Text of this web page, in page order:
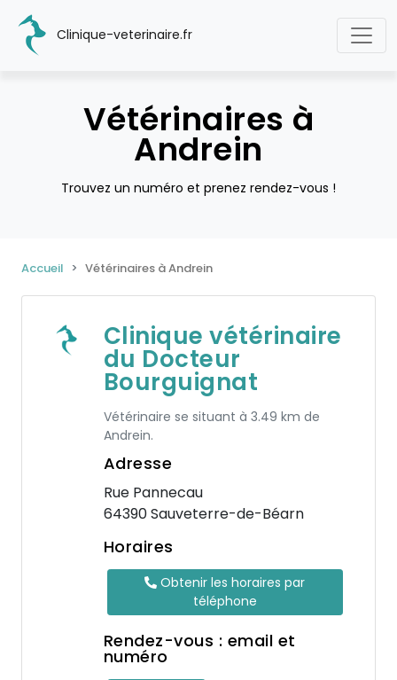
Clinique-veterinaire.fr
Vétérinaires à
Andrein
Trouvez un numéro et prenez rendez-vous !
Accueil Vétérinaires à Andrein
Clinique vétérinaire
du Docteur
Bourguignat
Vétérinaire se situant à 3.49 km de
Andrein.
Adresse
Rue Pannecau
64390 Sauveterre-de-Béarn
Horaires
Obtenir les horaires par
téléphone
Rendez-vous : email et
numéro